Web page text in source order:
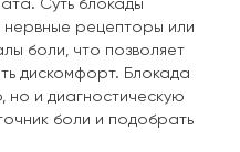
Суть блокады
нервные рецепторы или
боли, что позволяет
дискомфорт. Блокада
но и диагностическую
боли и подобрать